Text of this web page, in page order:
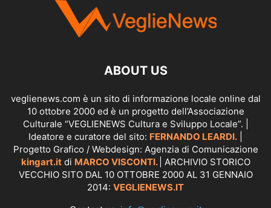
ABOUT US
veglienews.com è un sito di informazione locale online dal
10 ottobre 2000 ed è un progetto dell’Associazione
Culturale “VEGLIENEWS Cultura e Sviluppo Locale”. |
Ideatore e curatore del sito: FERNANDO LEARDI.
Progetto Grafico / Webdesign: Agenzia di Comunicazione
kingart.itdi MARCO VISCONTI. | ARCHIVIO STORICO
VECCHIO SITO DAL 10 OTTOBRE 2000 AL 31 GENNAIO
2014: VEGLIENEWS.IT